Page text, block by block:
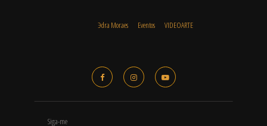
Эdra Moraes Eventos VIDEOARTE
Siga-me